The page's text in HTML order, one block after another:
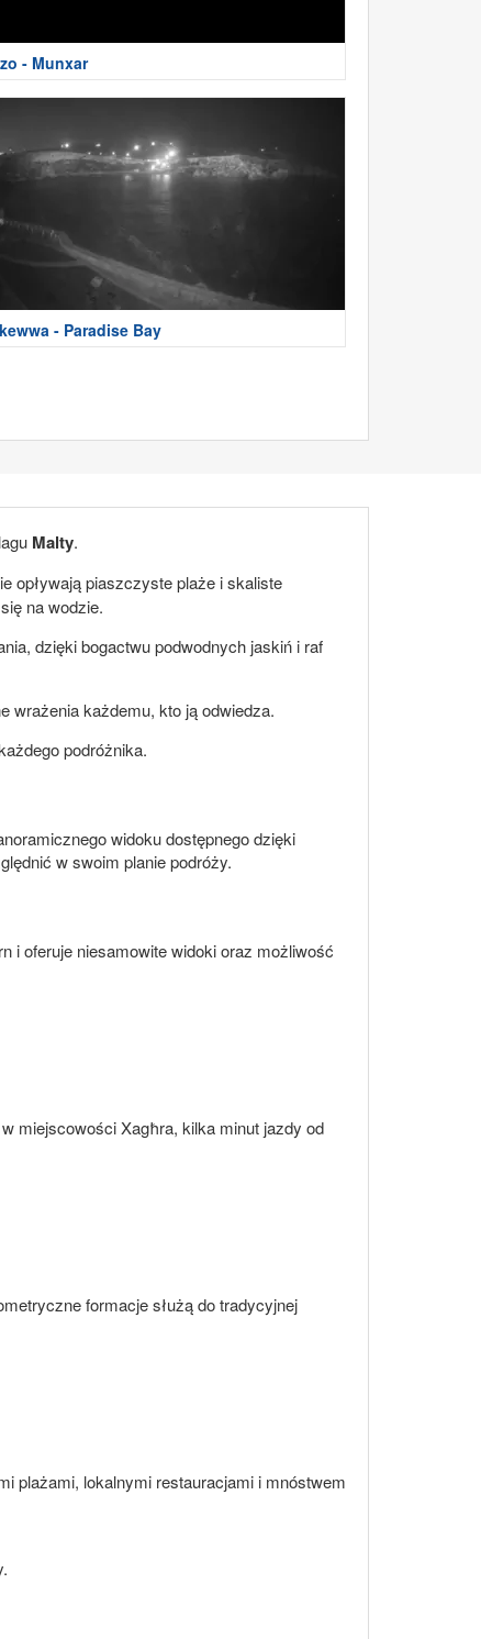
- Munxar
- Paradise Bay
Malty.
opływają piaszczyste plaże i skaliste
na wodzie.
dzięki bogactwu podwodnych jaskiń i raf
wrażenia każdemu, kto ją odwiedza.
podróżnika.
widoku dostępnego dzięki
w swoim planie podróży.
i oferuje niesamowite widoki oraz możliwość
miejscowości Xagħra, kilka minut jazdy od
formacje służą do tradycyjnej
plażami, lokalnymi restauracjami i mnóstwem